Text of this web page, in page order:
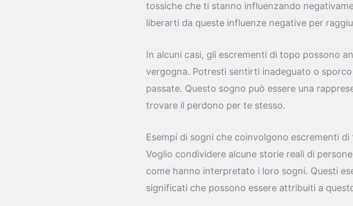
tossiche che ti stanno influenzando
liberarti da queste influenze negative per
In alcuni casi, gli escrementi di topo possono
vergogna. Potresti sentirti inadeguato o
passate. Questo sogno può essere una
trovare il perdono per te stesso.
Esempi di sogni che coinvolgono escrementi di
Voglio condividere alcune storie reali di
come hanno interpretato i loro sogni. Questi
significati che possono essere attribuiti a